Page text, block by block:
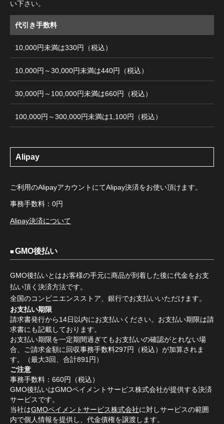
い下さい。
代引き手数料
10,000円未満は330円（税込）
10,000円～30,000円未満は440円（税込）
30,000円～100,000円未満は660円（税込）
100,000円～300,000円未満は1,100円（税込）
Alipay
ご利用のAlipayアカウントにてAlipay決済をお使い頂けます。
事務手数料：0円
Alipay決済について
GMO後払い
GMO後払いとはお客様の手元に商品が到着した後に代金をお支
払い頂く決済方法です。
全国のコンビニエンスストア、銀行でお支払いいただけます。
お支払い期限
請求書発行から14日以内にお支払いください。お支払い期限は請
求書にも記載しております。
お支払い期限を一定期間過ぎてもお支払いの確認がとれない場
合、ご請求金額に回収事務手数料297円（税込）が加算されま
す。（最大3回、合計891円）
ご注意
事務手数料：660円（税込）
GMO後払いはGMOペイメントサービス株式会社が提供する決済
サービスです。
当社はGMOペイメントサービス株式会社に対しサービスの範囲
内で個人情報を提供し、代金債権を譲渡します。